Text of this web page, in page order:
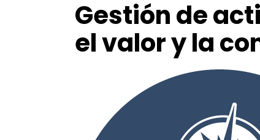
Gestión de
el valor y la